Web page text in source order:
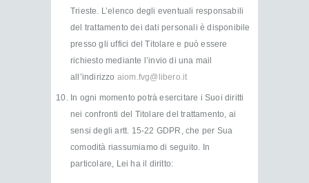
Trieste. L’elenco degli eventuali responsabili
del trattamento dei dati personali è disponibile
presso gli uffici del Titolare e può essere
richiesto mediante l’invio di una mail
all’indirizzo aiom.fvg@libero.it
In ogni momento potrà esercitare i Suoi diritti
nei confronti del Titolare del trattamento, ai
sensi degli artt. 15-22 GDPR, che per Sua
comodità riassumiamo di seguito. In
particolare, Lei ha il diritto: